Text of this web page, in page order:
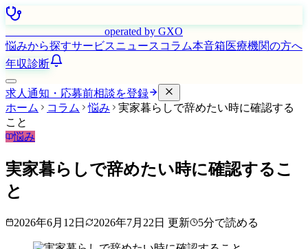
operated by GXO
悩みから探すサービスニュース コラム本音箱医療機関の方へ
年収診断
求人通知・応募前相談を登録
ホーム
コラム 悩み
実家暮らしで辞めたい時に確認する
こと
悩み
実家暮らしで辞めたい時に確認するこ
と
2026年6月12日 2026年7月22日 更新 5分で読める